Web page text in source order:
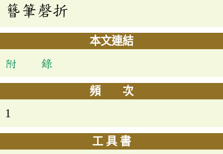
簪筆磬折
本文連結
附 錄
頻 次
1
工 具 書